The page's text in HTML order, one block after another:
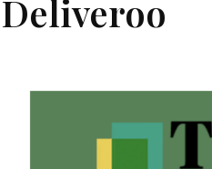
Deliveroo